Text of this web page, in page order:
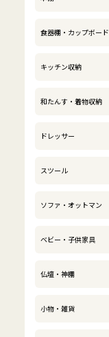
食器棚・カップボード
キッチン収納
和たんす・着物収納
ドレッサー
スツール
ソファ・オットマン
ベビー・子供家具
仏壇・神棚
小物・雑貨